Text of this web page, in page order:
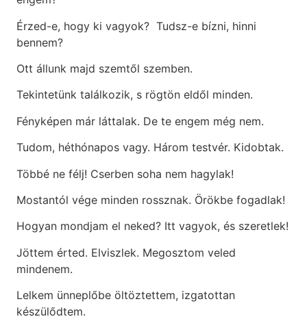
Érzed-e, hogy ki vagyok? Tudsz-e bízni, hinni
bennem?
Ott állunk majd szemtől szemben.
Tekintetünk találkozik, s rögtön eldől minden.
Fényképen már láttalak. De te engem még nem.
Tudom, héthónapos vagy. Három testvér. Kidobtak.
Többé ne félj! Cserben soha nem hagylak!
Mostantól vége minden rossznak. Örökbe fogadlak!
Hogyan mondjam el neked? Itt vagyok, és szeretlek!
Jöttem érted. Elviszlek. Megosztom veled
mindenem.
Lelkem ünneplőbe öltöztettem, izgatottan
készülődtem.